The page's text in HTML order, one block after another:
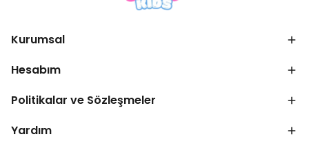
Kurumsal
Hesabım
Politikalar ve Sözleşmeler
Yardım